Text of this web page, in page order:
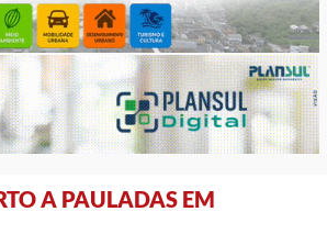
A PAULADAS EM